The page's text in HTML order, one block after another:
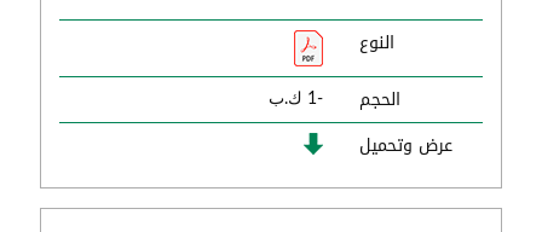
النوع
الحجم
-1 ك.ب
عرض وتحميل